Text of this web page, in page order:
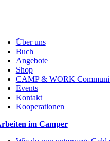
Über uns
Buch
Angebote
Shop
CAMP & WORK
Events
Kontakt
Kooperationen
im Camper